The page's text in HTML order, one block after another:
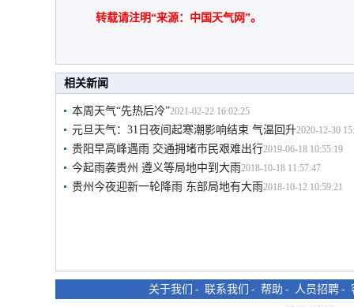
转载请注明“来源：中国天气网”。
相关新闻
本周天气“先热后冷”2021-02-22 16:02:25
元旦天气：31日夜间起寒潮影响结束 气温回升2020-12-30
贵阳早高峰遇雨 交通拥堵市民艰难出行2019-06-18 10:55:19
今起雨袭贵州 遵义等局地中到大雨2018-10-18 11:57:47
贵州今夜迎新一轮降雨 东部局地有大雨2018-10-12 10:59:21
关于我们 - 联系我们 - 帮助 - 人员招聘 -